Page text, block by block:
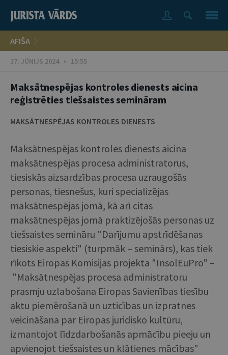
AFIŠA
17. JŪNIJS 2024 • 15:55
Maksātnespējas kontroles dienests aicina
reģistrēties tiešsaistes semināram
MAKSĀTNESPĒJAS KONTROLES DIENESTS
Maksātnespējas kontroles dienests aicina
maksātnespējas procesa administratorus,
tiesiskās aizsardzības procesa uzraugošās
personas, tiesnešus, kuri specializējas
maksātnespējas jomā, kā arī citas
maksātnespējas jomā praktizējošās personas uz
tiešsaistes semināru "Darījumu apstrīdēšanas
tiesiskie aspekti" (turpmāk – seminārs), kas tiek
rīkots Eiropas Komisijas projekta "InsolEuPro" –
"Maksātnespējas procesa administratoru
prasmju uzlabošana Eiropas Savienības tiesību
aktu piemērošanā un uzticības un izpratnes
veicināšana par Eiropas juridisko kultūru,
izmantojot līdzdarbošanās apmācību pieeju un
apvienojot tiešsaistes un klātienes mācības"